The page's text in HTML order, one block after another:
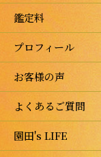
鑑定料
プロフィール
お客様の声
よくあるご質問
園田's LIFE